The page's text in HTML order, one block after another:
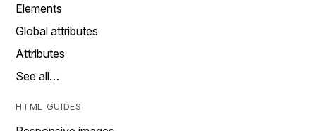
Elements
Global attributes
Attributes
See all…
HTML GUIDES